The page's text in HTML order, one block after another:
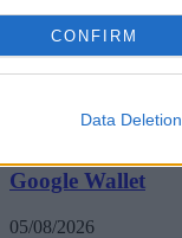
CONFIRM
Data Deletion
Google Wallet
05/08/2026